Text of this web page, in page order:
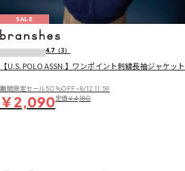
SALE
4.7 （3）
【U.S. POLO ASSN.】ワンポイント刺繍長袖ジャケット
期間限定セール50％OFF~8/12 11:59
￥2,090定価￥4,180